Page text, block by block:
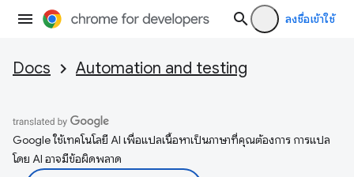
ลงชื่อเข้าใช้
Docs Automation and testing
Google ใช้เทคโนโลยี AI เพื่อแปลเนื้อหาเป็นภาษาที่คุณต้องการ การแปล
โดย AI อาจมีข้อผิดพลาด